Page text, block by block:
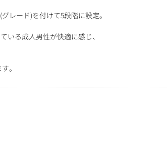
レード)を付けて5段階に設定。
いる成人男性が快適に感じ、
。